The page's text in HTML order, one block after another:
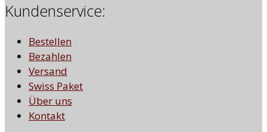
Kundenservice:
Bestellen
Bezahlen
Versand
Swiss Paket
Über uns
Kontakt